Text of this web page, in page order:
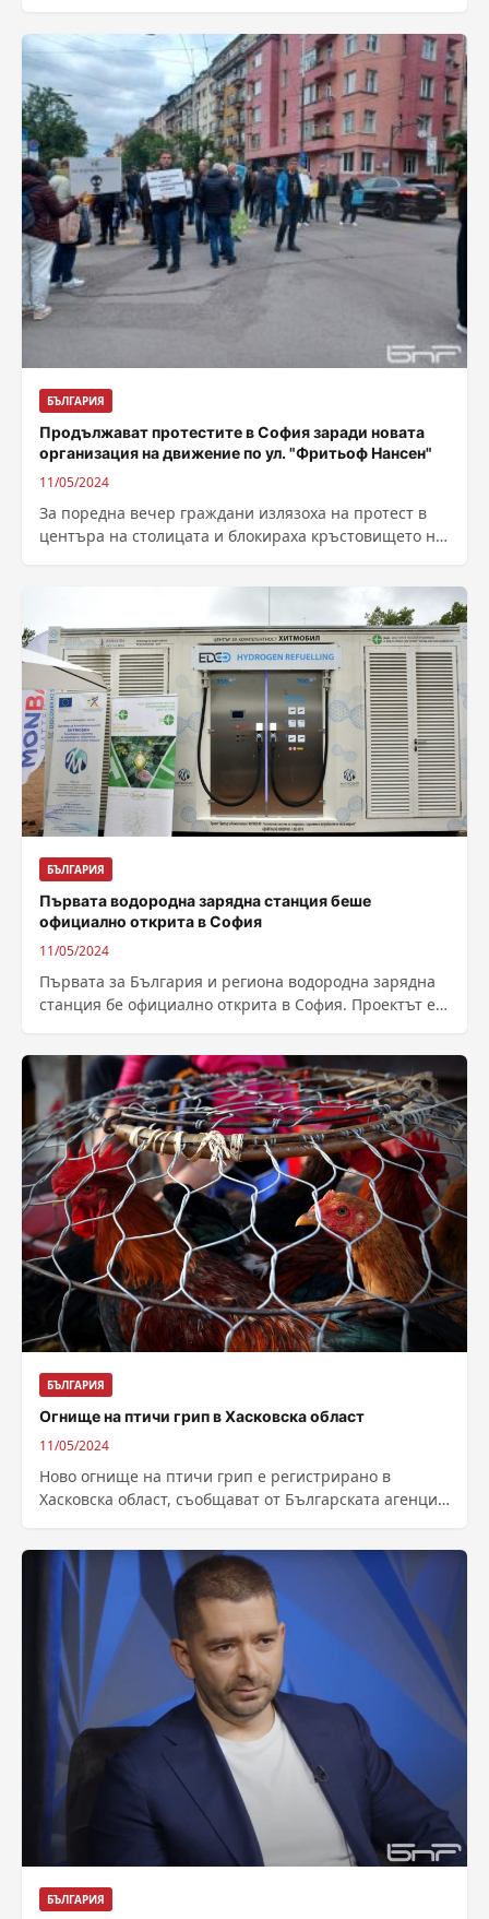
БЪЛГАРИЯ
Продължават протестите в София заради новата
организация на движение по ул. "Фритьоф Нансен"
11/05/2024
За поредна вечер граждани излязоха на протест в
центъра на столицата и блокираха кръстовището на
БЪЛГАРИЯ
Първата водородна зарядна станция беше
официално открита в София
11/05/2024
Първата за България и региона водородна зарядна
станция бе официално открита в София. Проектът е
БЪЛГАРИЯ
Огнище на птичи грип в Хасковска област
11/05/2024
Ново огнище на птичи грип е регистрирано в
Хасковска област, съобщават от Българската агенция
БЪЛГАРИЯ